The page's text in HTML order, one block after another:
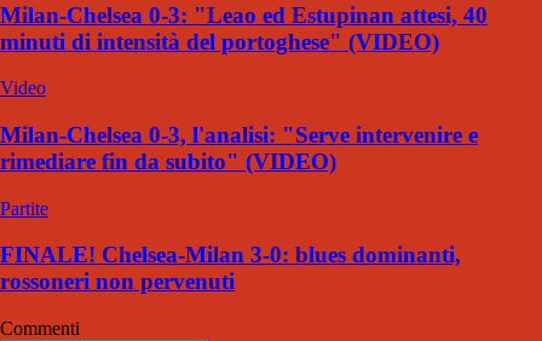
Milan-Chelsea 0-3: "Leao ed Estupinan attesi, 40
minuti di intensità del portoghese" (VIDEO)
Video
Milan-Chelsea 0-3, l'analisi: "Serve intervenire e
rimediare fin da subito" (VIDEO)
Partite
FINALE! Chelsea-Milan 3-0: blues dominanti,
rossoneri non pervenuti
Commenti